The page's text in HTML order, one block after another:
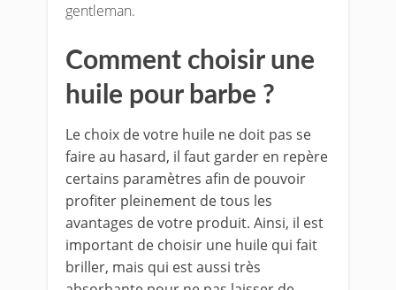
gentleman.
Comment choisir une
huile pour barbe ?
Le choix de votre huile ne doit pas se
faire au hasard, il faut garder en repère
certains paramètres afin de pouvoir
profiter pleinement de tous les
avantages de votre produit. Ainsi, il est
important de choisir une huile qui fait
briller, mais qui est aussi très